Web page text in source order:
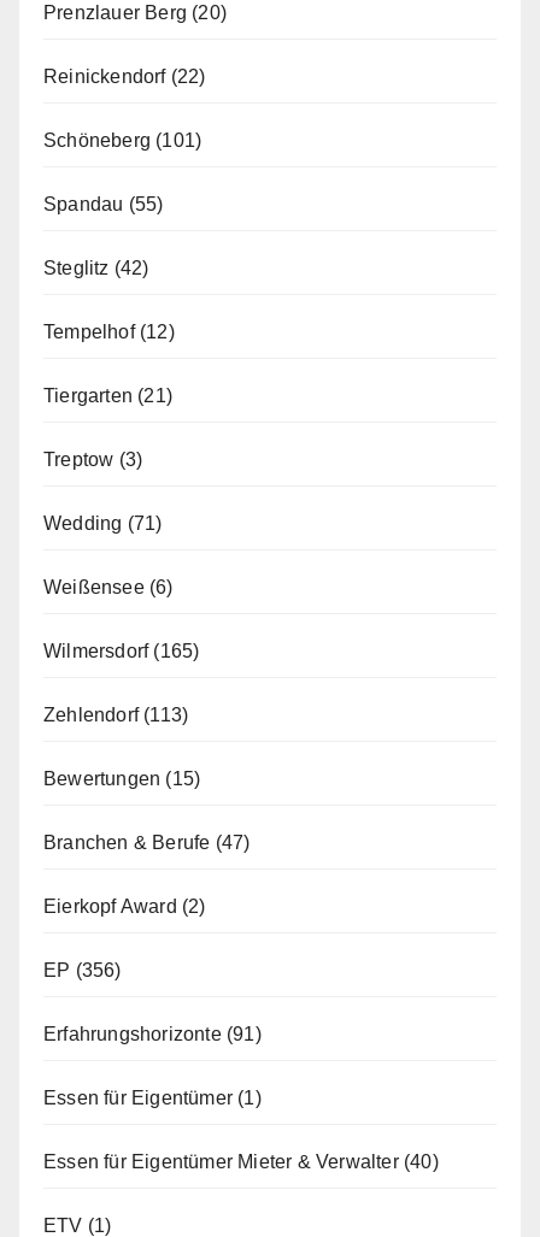
Prenzlauer Berg (20)
Reinickendorf(22)
Schöneberg (101)
Spandau (55)
Steglitz (42)
Tempelhof(12)
Tiergarten (21)
Treptow (3)
Wedding (71)
Weißensee(6)
Wilmersdorf(165)
Zehlendorf(113)
Bewertungen (15)
Branchen & Berufe (47)
Eierkopf Award (2)
EP (356)
Erfahrungshorizonte(91)
Essen für Eigentümer (1)
Essen für Eigentümer Mieter & Verwalter(40)
ETV (1)